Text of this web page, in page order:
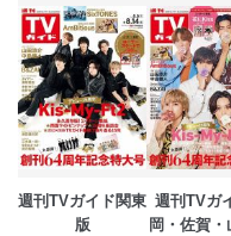
当社は、内部監査及
じて、個人情報保護
善し、常に最良の状
苦情及び相談受付け窓
貴殿の個人情報及び
ステムに関するご相
絡ください。
適切、かつ迅速に対
週刊TVガイド関東
版
週刊TVガ
岡・佐賀・